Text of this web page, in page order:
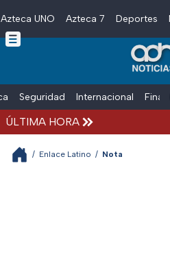
Skip to main content
Azteca UNO Azteca 7 Deportes
Seguridad Internacional
ÚLTIMA HORA
/ Enlace Latino / Nota